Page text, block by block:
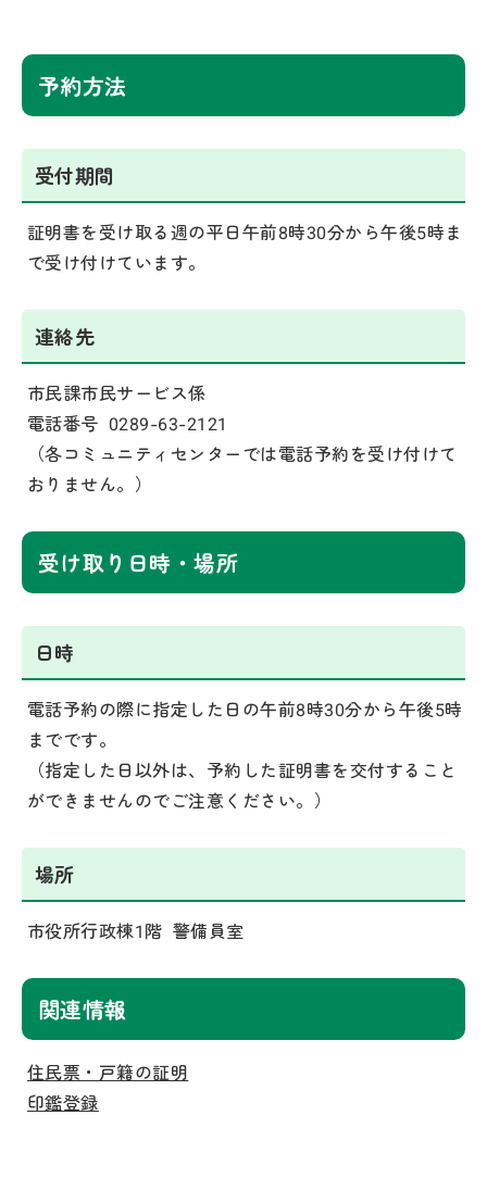
予約方法
受付期間
証明書を受け取る週の平日午前8時30分から午後5時ま
で受け付けています。
連絡先
市民課市民サービス係
電話番号 0289-63-2121
（各コミュニティセンターでは電話予約を受け付けて
おりません。）
受け取り日時・場所
日時
電話予約の際に指定した日の午前8時30分から午後5時
までです。
（指定した日以外は、予約した証明書を交付すること
ができませんのでご注意ください。）
場所
市役所行政棟1階 警備員室
関連情報
住民票・戸籍の証明
印鑑登録